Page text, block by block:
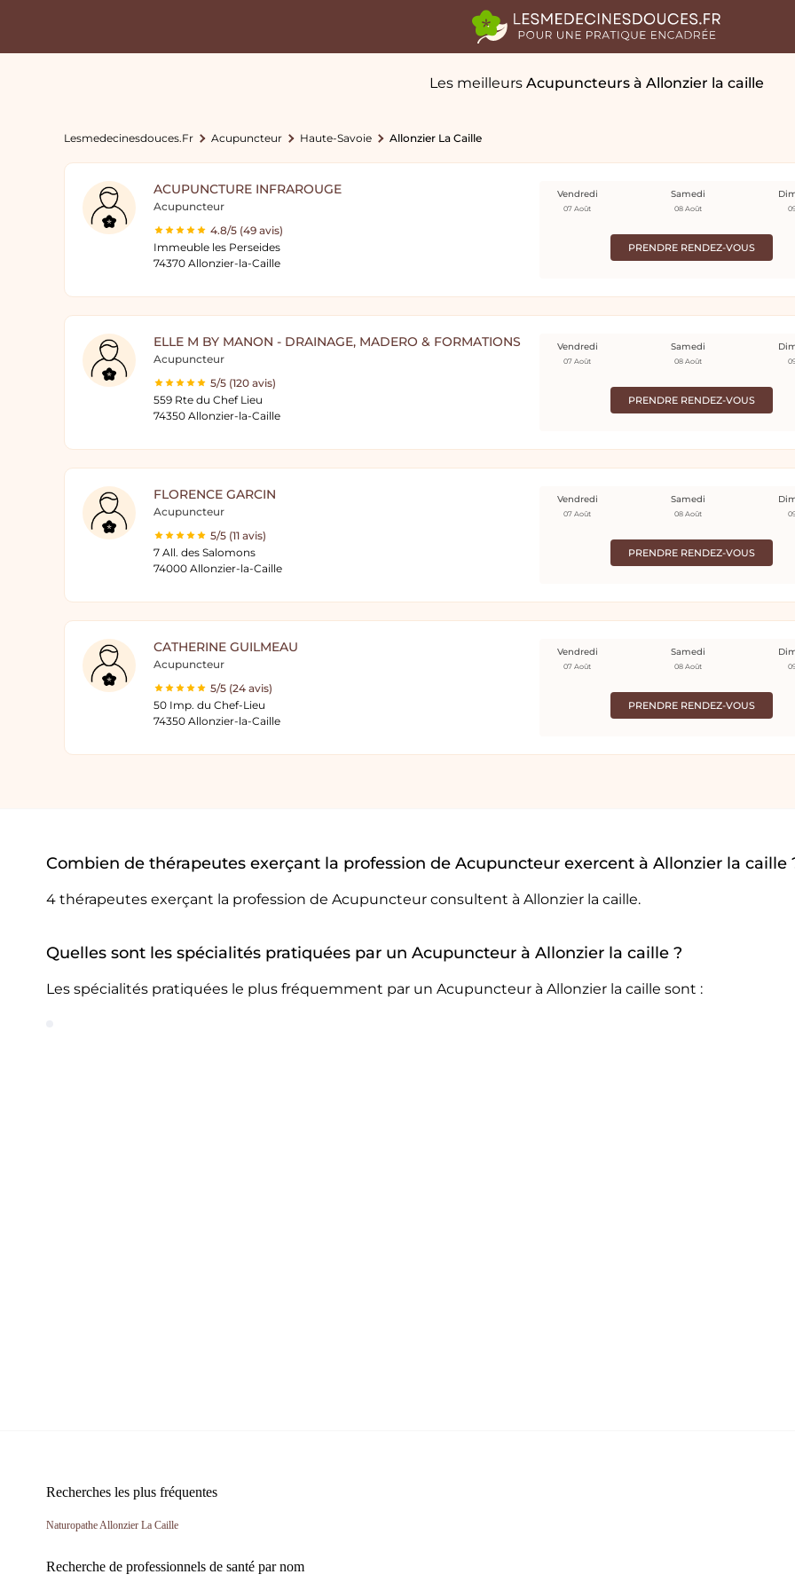
Les meilleurs Acupuncteurs à Allonzier la caille
Lesmedecinesdouces.fr Acupuncteur Haute-Savoie Allonzier La Caille
ACUPUNCTURE INFRAROUGE
Acupuncteur
4.8/5 (49 avis)
Immeuble les Perseides
74370 Allonzier-la-Caille
PRENDRE RENDEZ-VOUS
Vendredi
07 Août
Samedi
08 Août
ELLE M BY MANON - DRAINAGE, MADERO & FORMATIONS
Acupuncteur
5/5 (120 avis)
559 Rte du Chef Lieu
74350 Allonzier-la-Caille
PRENDRE RENDEZ-VOUS
Vendredi
07 Août
Samedi
08 Août
FLORENCE GARCIN
Acupuncteur
5/5 (11 avis)
7 All. des Salomons
74000 Allonzier-la-Caille
PRENDRE RENDEZ-VOUS
Vendredi
07 Août
Samedi
08 Août
CATHERINE GUILMEAU
Acupuncteur
5/5 (24 avis)
50 Imp. du Chef-Lieu
74350 Allonzier-la-Caille
PRENDRE RENDEZ-VOUS
Vendredi
07 Août
Samedi
08 Août
Combien de thérapeutes exerçant la profession de Acupuncteur exercent à Allonzier la caille
4 thérapeutes exerçant la profession de Acupuncteur consultent à Allonzier la caille.
Quelles sont les spécialités pratiquées par un Acupuncteur à Allonzier la caille ?
Les spécialités pratiquées le plus fréquemment par un Acupuncteur à Allonzier la caille sont :
Recherches les plus fréquentes
Naturopathe Allonzier La Caille
Recherche de professionnels de santé par nom